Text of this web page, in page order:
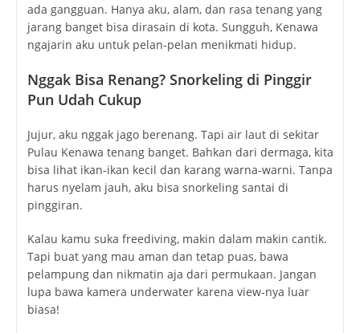
ada gangguan. Hanya aku, alam, dan rasa tenang yang
jarang banget bisa dirasain di kota. Sungguh, Kenawa
ngajarin aku untuk pelan-pelan menikmati hidup.
Nggak Bisa Renang? Snorkeling di Pinggir
Pun Udah Cukup
Jujur, aku nggak jago berenang. Tapi air laut di sekitar
Pulau Kenawa tenang banget. Bahkan dari dermaga, kita
bisa lihat ikan-ikan kecil dan karang warna-warni. Tanpa
harus nyelam jauh, aku bisa snorkeling santai di
pinggiran.
Kalau kamu suka freediving, makin dalam makin cantik.
Tapi buat yang mau aman dan tetap puas, bawa
pelampung dan nikmatin aja dari permukaan. Jangan
lupa bawa kamera underwater karena view-nya luar
biasa!